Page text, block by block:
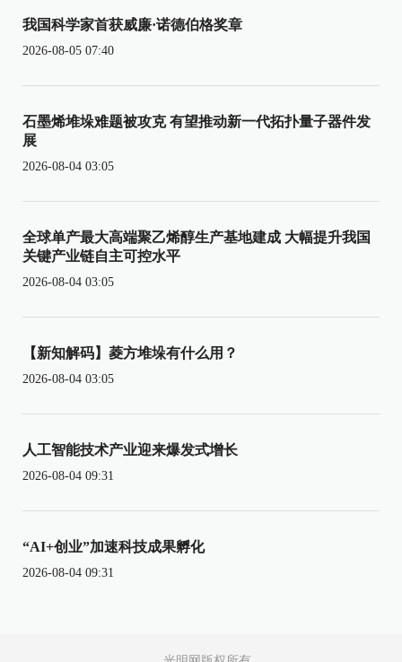
我国科学家首获威廉·诺德伯格奖章
2026-08-05 07:40
石墨烯堆垛难题被攻克 有望推动新一代拓扑量子器件发
展
2026-08-04 03:05
全球单产最大高端聚乙烯醇生产基地建成 大幅提升我国
关键产业链自主可控水平
2026-08-04 03:05
【新知解码】菱方堆垛有什么用？
2026-08-04 03:05
人工智能技术产业迎来爆发式增长
2026-08-04 09:31
“AI+创业”加速科技成果孵化
2026-08-04 09:31